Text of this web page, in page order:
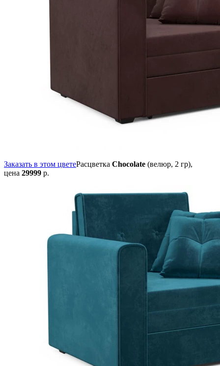
Заказать в этом цветеРасцветка Chocolate (велюр, 2 гр),
цена 29999 р.